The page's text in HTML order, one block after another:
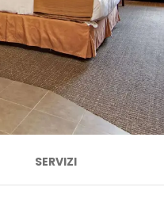
SERVIZI